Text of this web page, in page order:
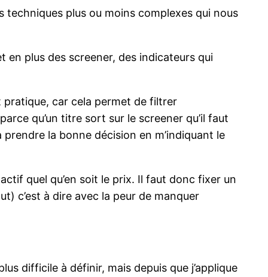
plus ou moins complexes qui nous
plus des screener, des indicateurs qui
pratique, car cela permet de filtrer
qu’un titre sort sur le screener qu’il faut
la bonne décision en m’indiquant le
quel qu’en soit le prix. Il faut donc fixer un
c’est à dire avec la peur de manquer
difficile à définir, mais depuis que j’applique